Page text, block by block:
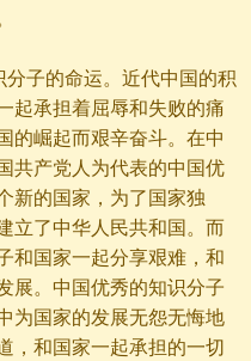
子的命运。近代中国的积
起承担着屈辱和失败的痛
的崛起而艰辛奋斗。在中
共产党人为代表的中国优
新的国家，为了国家独
立了中华人民共和国。而
和国家一起分享艰难，和
展。中国优秀的知识分子
为国家的发展无怨无悔地
，和国家一起承担的一切